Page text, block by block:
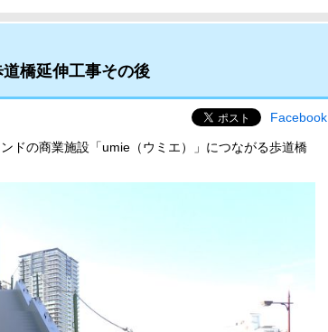
橋延伸工事その後
Facebook
ドの商業施設「umie（ウミエ）」につながる歩道橋